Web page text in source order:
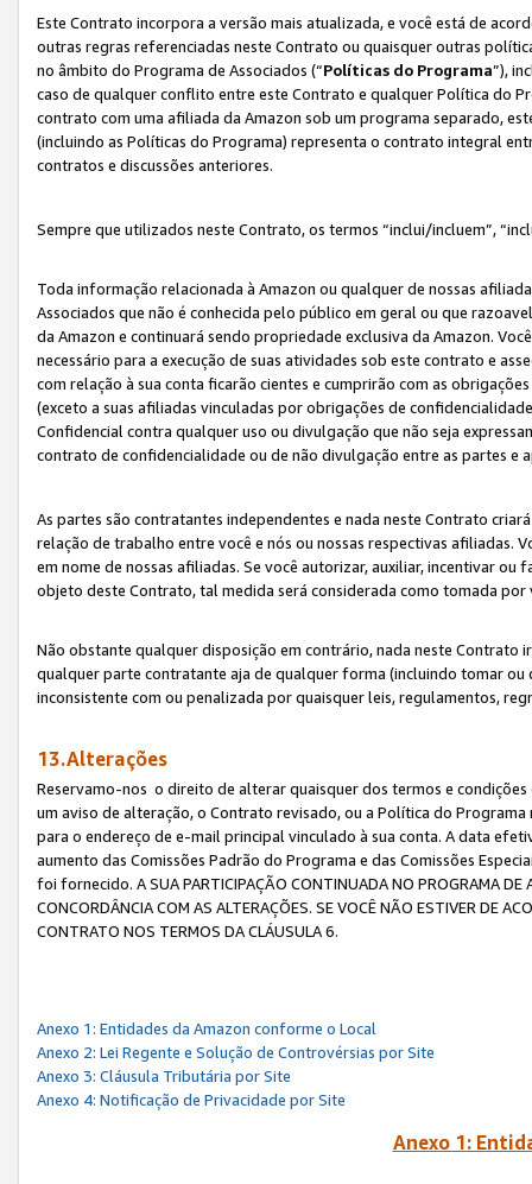
Este Contrato incorpora a versão mais atualizada, e você está de
outras regras referenciadas neste Contrato ou quaisquer outras
no âmbito do Programa de Associados (“Políticas do Programa”),
caso de qualquer conflito entre este Contrato e qualquer Política do
contrato com uma afiliada da Amazon sob um programa separado,
(incluindo as Políticas do Programa) representa o contrato integral
contratos e discussões anteriores.
Sempre que utilizados neste Contrato, os termos “inclui/incluem”,
Toda informação relacionada à Amazon ou qualquer de nossas
Associados que não é conhecida pelo público em geral ou que
da Amazon e continuará sendo propriedade exclusiva da Amazon.
necessário para a execução de suas atividades sob este contrato e
com relação à sua conta ficarão cientes e cumprirão com as
(exceto a suas afiliadas vinculadas por obrigações de
Confidencial contra qualquer uso ou divulgação que não seja
contrato de confidencialidade ou de não divulgação entre as partes e
As partes são contratantes independentes e nada neste Contrato
relação de trabalho entre você e nós ou nossas respectivas afiliadas.
em nome de nossas afiliadas. Se você autorizar, auxiliar, incentivar
objeto deste Contrato, tal medida será considerada como tomada por
Não obstante qualquer disposição em contrário, nada neste
qualquer parte contratante aja de qualquer forma (incluindo tomar ou
inconsistente com ou penalizada por quaisquer leis, regulamentos,
13.Alterações
Reservamo-nos o direito de alterar quaisquer dos termos e
um aviso de alteração, o Contrato revisado, ou a Política do
para o endereço de e-mail principal vinculado à sua conta. A data
aumento das Comissões Padrão do Programa e das Comissões
foi fornecido. A SUA PARTICIPAÇÃO CONTINUADA NO PROGRAMA DE
CONCORDÂNCIA COM AS ALTERAÇÕES. SE VOCÊ NÃO ESTIVER DE
CONTRATO NOS TERMOS DA CLÁUSULA 6.
Anexo 1: Entidades da Amazon conforme o Local
Anexo 2: Lei Regente e Solução de Controvérsias por Site
Anexo 3: Cláusula Tributária por Site
Anexo 4: Notificação de Privacidade por Site
Anexo 1: